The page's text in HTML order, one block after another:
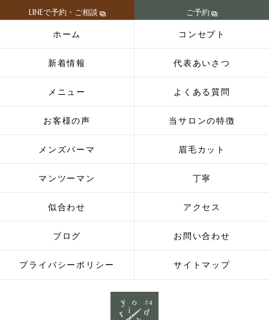
LINEで予約・ご相談 ご予約
ホーム コンセプト
新着情報 代表あいさつ
メニュー よくある質問
お客様の声 当サロンの特徴
メンズパーマ 眉毛カット
マンツーマン 丁寧
似合わせ アクセス
ブログ お問い合わせ
プライバシーポリシー サイトマップ